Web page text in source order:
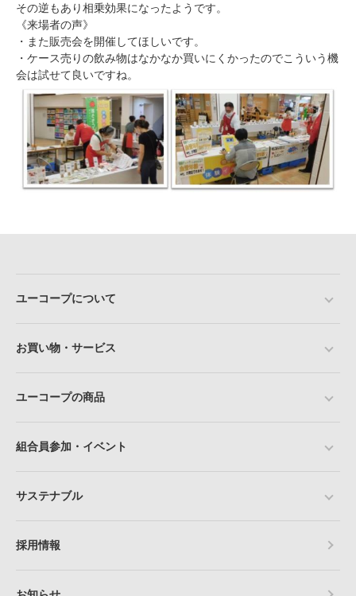
その逆もあり相乗効果になったようです。
《来場者の声》
・また販売会を開催してほしいです。
・ケース売りの飲み物はなかなか買いにくかったのでこういう機
会は試せて良いですね。
ユーコープについて
お買い物・サービス
ユーコープの商品
組合員参加・イベント
サステナブル
採用情報